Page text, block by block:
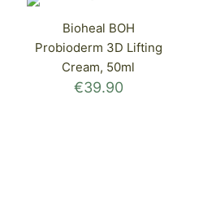
Bioheal BOH
Probioderm 3D Lifting
Cream, 50ml
€39.90